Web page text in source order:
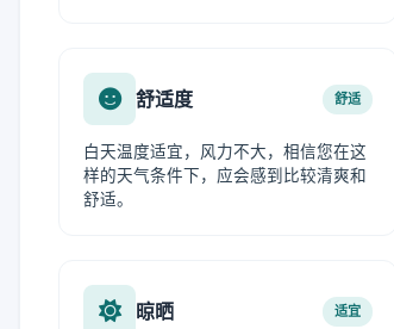
舒适度 舒适
白天温度适宜，风力不大，相信您在这
样的天气条件下，应会感到比较清爽和
舒适。
晾晒 适宜